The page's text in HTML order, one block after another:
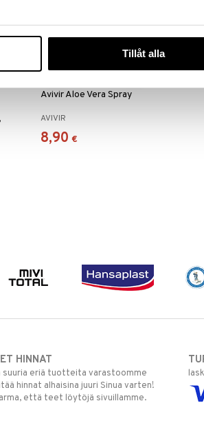
Tillåt alla
Avivir Aloe Vera Spray
AVIVIR
8,90 €
HINNAT
suuria eriä tuotteita varastoomme
hinnat alhaisina juuri Sinua varten!
että teet löytöjä sivuillamme.